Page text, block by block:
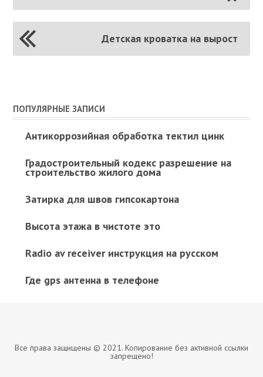
Детская кроватка на вырост
ПОПУЛЯРНЫЕ ЗАПИСИ
Антикоррозийная обработка тектил цинк
Градостроительный кодекс разрешение на
строительство жилого дома
Затирка для швов гипсокартона
Высота этажа в чистоте это
Radio av receiver инструкция на русском
Где gps антенна в телефоне
Все права защищены © 2021. Копирование без активной ссылки
запрещено!